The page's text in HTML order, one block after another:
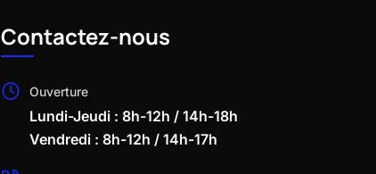
Contactez-nous
Ouverture
Lundi-Jeudi : 8h-12h / 14h-18h
Vendredi : 8h-12h / 14h-17h